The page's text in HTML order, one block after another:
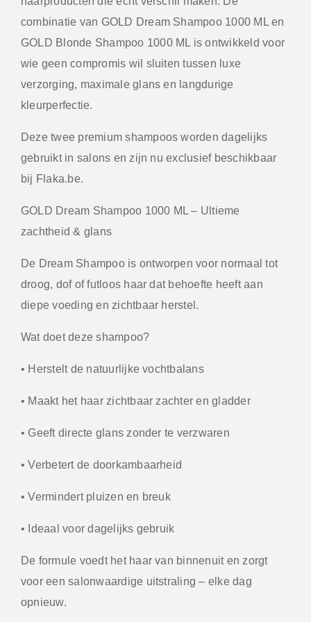
combinatie van GOLD Dream Shampoo 1000 ML en
GOLD Blonde Shampoo 1000 ML is ontwikkeld voor
wie geen compromis wil sluiten tussen luxe
verzorging, maximale glans en langdurige
kleurperfectie.
Deze twee premium shampoos worden dagelijks
gebruikt in salons en zijn nu exclusief beschikbaar
bij Flaka.be.
GOLD Dream Shampoo 1000 ML – Ultieme
zachtheid & glans
De Dream Shampoo is ontworpen voor normaal tot
droog, dof of futloos haar dat behoefte heeft aan
diepe voeding en zichtbaar herstel.
Wat doet deze shampoo?
• Herstelt de natuurlijke vochtbalans
• Maakt het haar zichtbaar zachter en gladder
• Geeft directe glans zonder te verzwaren
• Verbetert de doorkambaarheid
• Vermindert pluizen en breuk
• Ideaal voor dagelijks gebruik
De formule voedt het haar van binnenuit en zorgt
voor een salonwaardige uitstraling – elke dag
opnieuw.